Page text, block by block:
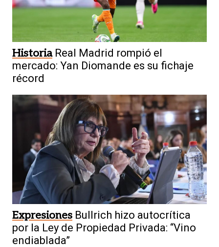
Historia Real Madrid rompió el
mercado: Yan Diomande es su fichaje
récord
Expresiones Bullrich hizo autocrítica
por la Ley de Propiedad Privada: “Vino
endiablada”